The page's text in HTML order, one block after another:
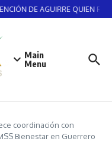
DE AGUIRRE QUIEN
Main
Menu
coordinación con
Bienestar en Guerrero